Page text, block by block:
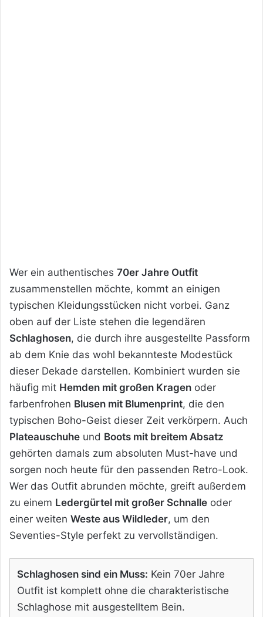
Wer ein authentisches 70er Jahre Outfit
zusammenstellen möchte, kommt an einigen
typischen Kleidungsstücken nicht vorbei. Ganz
oben auf der Liste stehen die legendären
Schlaghosen, die durch ihre ausgestellte Passform
ab dem Knie das wohl bekannteste Modestück
dieser Dekade darstellen. Kombiniert wurden sie
häufig mit Hemden mit großen Kragen oder
farbenfrohen Blusen mit Blumenprint, die den
typischen Boho-Geist dieser Zeit verkörpern. Auch
Plateauschuhe und Boots mit breitem Absatz
gehörten damals zum absoluten Must-have und
sorgen noch heute für den passenden Retro-Look.
Wer das Outfit abrunden möchte, greift außerdem
zu einem Ledergürtel mit großer Schnalle oder
einer weiten Weste aus Wildleder, um den
Seventies-Style perfekt zu vervollständigen.
Schlaghosen sind ein Muss: Kein 70er Jahre
Outfit ist komplett ohne die charakteristische
Schlaghose mit ausgestelltem Bein.